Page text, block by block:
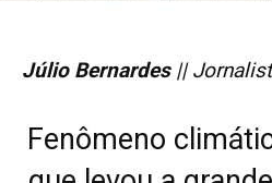
Júlio Bernardes ||
Fenômeno